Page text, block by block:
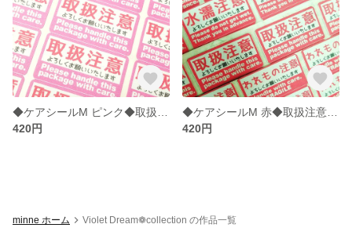
420円
420円
minne ホーム Violet Dream❁ collection の作品一覧